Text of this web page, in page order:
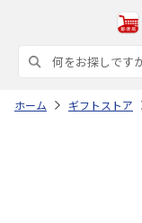
ホーム ギフトストア